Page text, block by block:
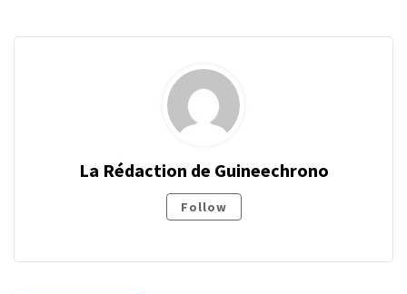
La Rédaction de Guineechrono
Follow